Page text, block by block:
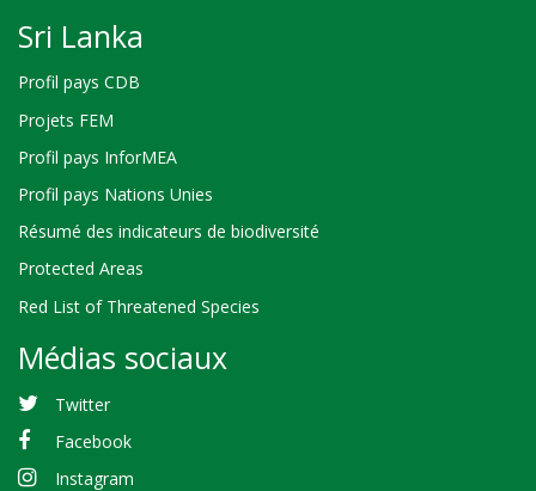
Sri Lanka
Profil pays CDB
Projets FEM
Profil pays InforMEA
Profil pays Nations Unies
Résumé des indicateurs de biodiversité
Protected Areas
Red List of Threatened Species
Médias sociaux
Twitter
Facebook
Instagram